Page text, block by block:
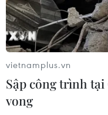
vietnamplus.vn
Sập công trình
vong